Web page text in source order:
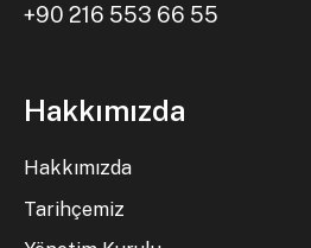
+90 216 553 66 55
Hakkımızda
Hakkımızda
Tarihçemiz